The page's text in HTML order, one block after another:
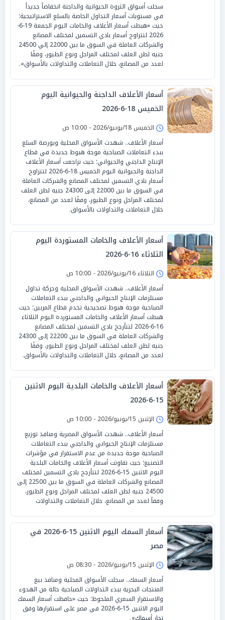
سجلت أسواق الثروة الحيوانية والداجنة انخفاضاً جديداً
في مستويات أسعار التداول الخاصة بالسلع الاستراتيجية؛
حيث «هبطت أسعار الأعلاف والخامات اليوم الجمعة 19-6-
2026 لتتراوح أسعار بادي التسمين لمختلف المصانع
والشركات العاملة في السوق ما بين 22000 إلي 24500
جنيه لطن العلف لمختلف المراحل ونوع الطيور، وفقًا
لعدد من المصانع، خلال التعاملات والتداولات بالأسواق».
أسعار الأعلاف الداجنة والحيوانية اليوم
الخميس 18-6-2026
الخميس 18/يونيو/2026 - 10:00 ص
أسعار الأعلاف.. شهدت الأسواق المحلية وبورصة السلع
ببدء التعاملات الصباحية موجة هبوط جديدة في قطاع
الإنتاج الداجني والحيواني؛ حيث تراجعت أسعار الأعلاف
الداجنة والحيوانية اليوم الخميس 18-6-2026 لتتراوح
أسعار بادي التسمين لمختلف المصانع والشركات العاملة
في السوق ما بين 22000 إلى 24300 جنيه لطن العلف
لمختلف المراحل ونوع الطيور، وفقًا لعدد من المصانع،
خلال التعاملات والتداولات بالأسواق.
أسعار الأعلاف والخامات المستوردة اليوم
الثلاثاء 16-6-2026
الثلاثاء 16/يونيو/2026 - 10:00 ص
أسعار الأعلاف.. شهدت الأسواق المحلية وحركة تداول
مستلزمات الإنتاج الحيواني والداجني ببدء التعاملات
الصباحية موجة هبوط تصحيحية تخدم قطاع المربين؛ حيث
هبطت أسعار الأعلاف والخامات المستوردة اليوم الثلاثاء
16-6-2026 لتتأرجح بادي التسمين لمختلف المصانع
والشركات العاملة في السوق ما بين 22200 إلى 24300
جنيه لطن العلف لمختلف المراحل ونوع الطيور، وفقًا
لعدد من المصانع، خلال التعاملات والتداولات بالأسواق.
أسعار الأعلاف والخامات البلدية اليوم الاثنين
15-6-2026
الإثنين 15/يونيو/2026 - 10:00 ص
أسعار الأعلاف.. شهدت الأسواق المصرية ومنافذ توزيع
مستلزمات الإنتاج الحيواني والداجني ببدء التعاملات
الصباحية موجة جديدة من عدم الاستقرار في مؤشرات
التصنيع؛ حيث تفاوتت أسعار الأعلاف والخامات البلدية
اليوم الاثنين 15-6-2026 لتتأرجح بادي التسمين لمختلف
المصانع والشركات العاملة في السوق ما بين 22500 إلى
24500 جنيه لطن العلف لمختلف المراحل ونوع الطيور،
وفقاً لعدد من المصانع، خلال التعاملات والتداولات
أسعار السمك اليوم الاثنين 15-6-2026 في
مصر
الإثنين 15/يونيو/2026 - 08:30 ص
أسعار السمك.. سجلت الأسواق المحلية ومنافذ بيع
المنتجات البحرية ببدء التداولات الصباحية حالة من الهدوء
والاستقرار السعري الملحوظ؛ حيث «حافظت أسعار السمك
اليوم الاثنين 15-6-2026 في مصر على استقرارها وفق